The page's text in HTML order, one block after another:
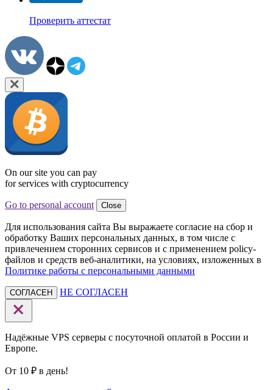
Проверить аттестат
On our site you can pay
for services with cryptocurrency
Go to personal account Close
Для использования сайта Вы выражаете согласие на сбор и
обработку Ваших персональных данных, в том числе с
привлечением сторонних сервисов и с применением policy-
файлов и средств веб-аналитики, на условиях, изложенных в
Политике работы с персональными данными
СОГЛАСЕН НЕ СОГЛАСЕН
Надёжные VPS серверы с посуточной оплатой в России и
Европе.
От 10 ₽ в день!